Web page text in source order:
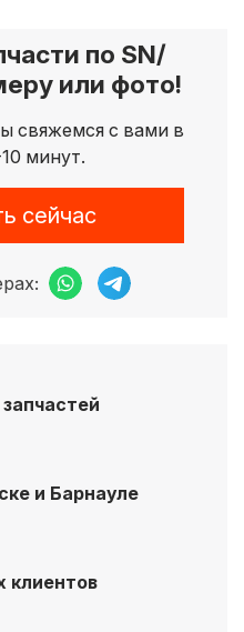
по SN/
или фото!
свяжемся с вами в
минут.
сейчас
и Барнауле
клиентов